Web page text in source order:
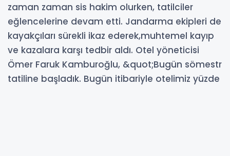
zaman zaman sis hakim olurken, tatilciler
eğlencelerine devam etti. Jandarma ekipleri de
kayakçıları sürekli ikaz ederek,muhtemel kayıp
ve kazalara karşı tedbir aldı. Otel yöneticisi
Ömer Faruk Kamburoğlu, &quot;Bugün sömestr
tatiline başladık. Bugün itibariyle otelimiz yüzde